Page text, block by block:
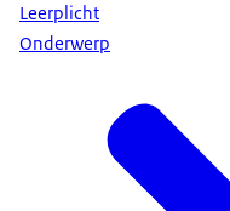
Leerplicht
Onderwerp